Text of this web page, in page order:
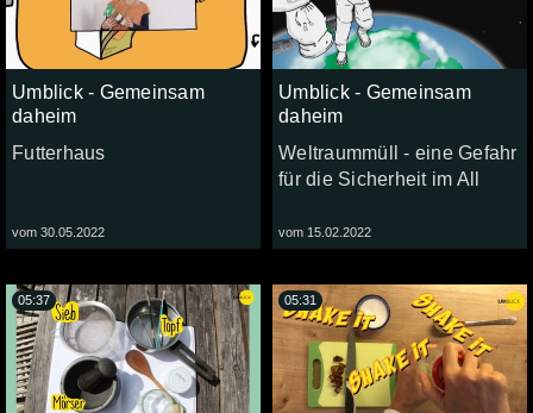
Umblick - Gemeinsam
daheim
Futterhaus
vom 30.05.2022
Umblick - Gemeinsam
daheim
Weltraummüll - eine Gefahr
für die Sicherheit im All
vom 15.02.2022
05:37 05:31